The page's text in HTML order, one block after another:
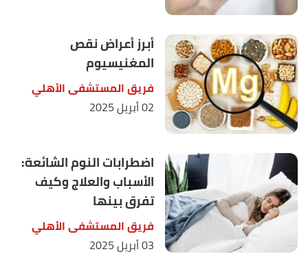
أبرز أعراض نقص
المغنيسيوم
فريق المستشفى الأهلي
02 أبريل 2025
اضطرابات النوم الشائعة:
الأسباب والعلاج وكيف
تفرق بينها
فريق المستشفى الأهلي
03 أبريل 2025